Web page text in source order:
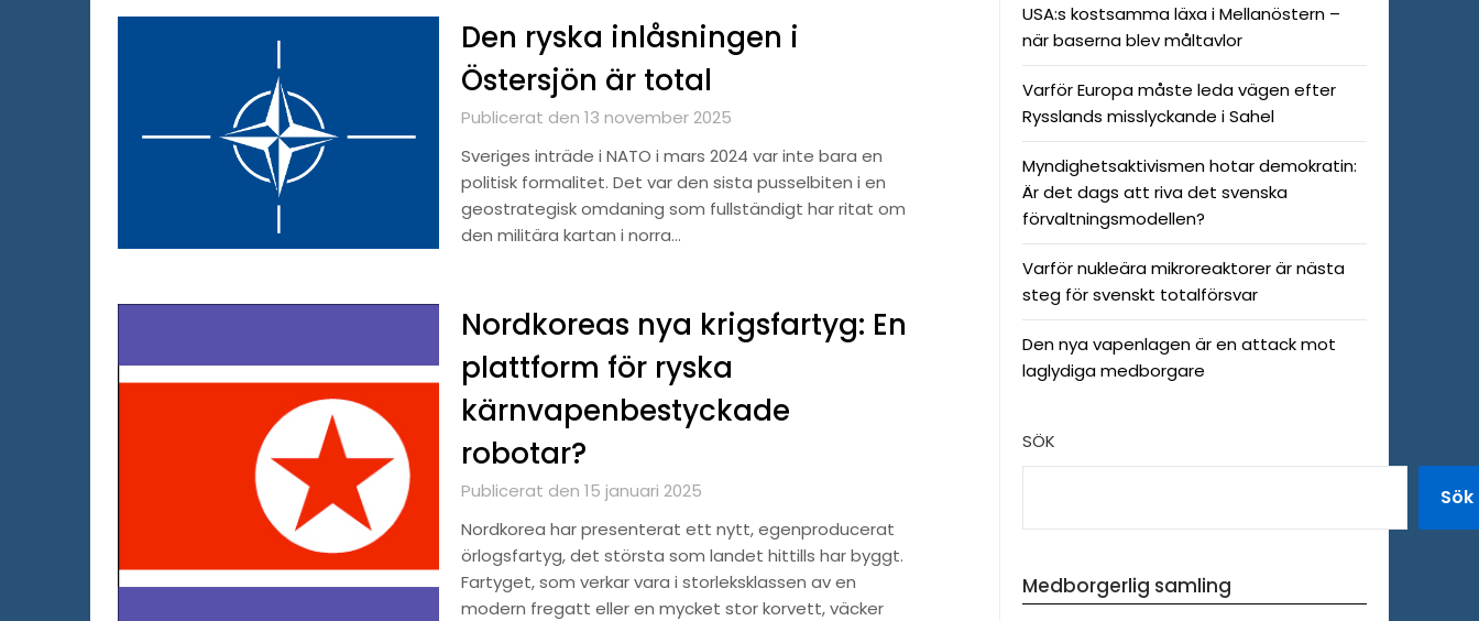
Den ryska inlåsningen i
Östersjön är total
Publicerat den 13 november 2025
Sveriges inträde i NATO i mars 2024 var inte bara en
politisk formalitet. Det var den sista pusselbiten i en
geostrategisk omdaning som fullständigt har ritat om
den militära kartan i norra…
Nordkoreas nya krigsfartyg: En
plattform för ryska
kärnvapenbestyckade
robotar?
Publicerat den 15 januari 2025
Nordkorea har presenterat ett nytt, egenproducerat
örlogsfartyg, det största som landet hittills har byggt.
Fartyget, som verkar vara i storleksklassen av en
modern fregatt eller en mycket stor korvett, väcker
USA:s kostsamma läxa i Mellanöstern –
när baserna blev måltavlor
Varför Europa måste leda vägen efter
Rysslands misslyckande i Sahel
Myndighetsaktivismen hotar demokratin:
Är det dags att riva det svenska
förvaltningsmodellen?
Varför nukleära mikroreaktorer är nästa
steg för svenskt totalförsvar
Den nya vapenlagen är en attack mot
laglydiga medborgare
SÖK
Sök
Medborgerlig samling